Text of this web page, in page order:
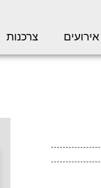
אירועים צרכנות